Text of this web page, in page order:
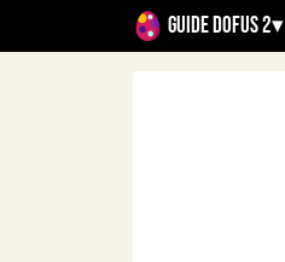
Guide Dofus 2▾